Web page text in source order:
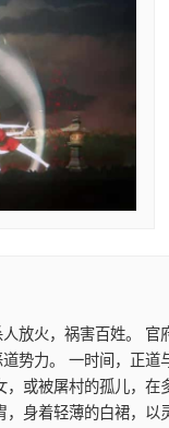
放火，祸害百姓。
势力。 一时间，正
或被屠村的孤儿，
身着轻薄的白裙，